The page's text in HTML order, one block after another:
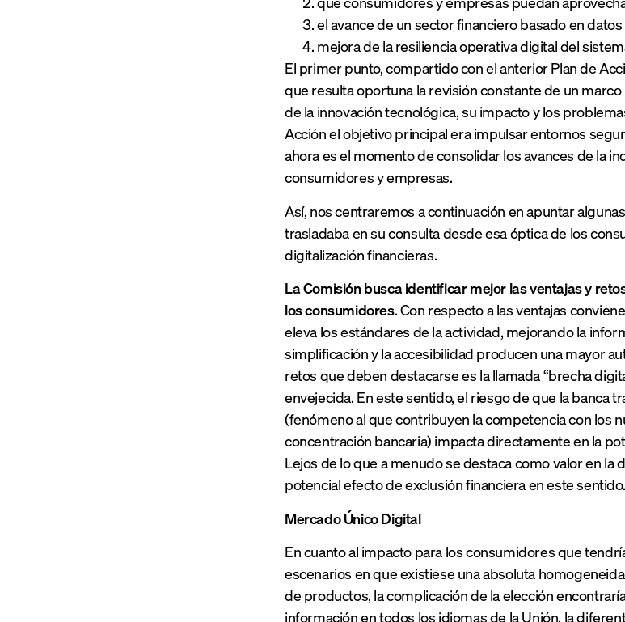
el avance de un sector financiero basado en
mejora de la resiliencia operativa digital del
El primer punto, compartido con el anterior Plan de
que resulta oportuna la revisión constante de un
de la innovación tecnológica, su impacto y los
Acción el objetivo principal era impulsar entornos
ahora es el momento de consolidar los avances de la
consumidores y empresas.
Así, nos centraremos a continuación en apuntar
trasladaba en su consulta desde esa óptica de los
digitalización financieras.
La Comisión busca identificar mejor las ventajas y
los consumidores. Con respecto a las ventajas
eleva los estándares de la actividad, mejorando la
simplificación y la accesibilidad producen una mayor
retos que deben destacarse es la llamada “brecha
envejecida. En este sentido, el riesgo de que la banca
(fenómeno al que contribuyen la competencia con los
concentración bancaria) impacta directamente en la
Lejos de lo que a menudo se destaca como valor en
potencial efecto de exclusión financiera en este sentido.
Mercado Único Digital
En cuanto al impacto para los consumidores que
escenarios en que existiese una absoluta
de productos, la complicación de la elección
información en todos los idiomas de la Unión, la